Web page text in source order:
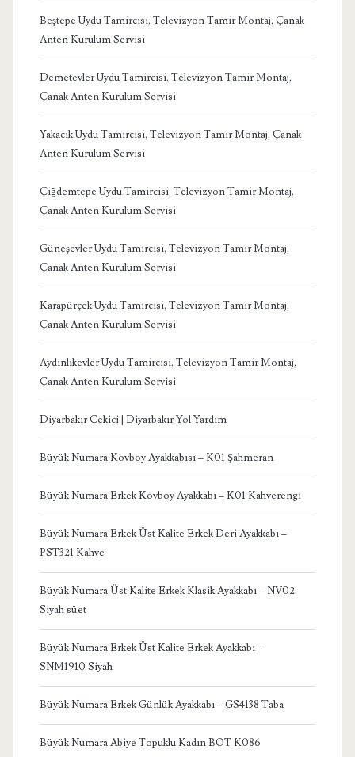
Beştepe Uydu Tamircisi, Televizyon Tamir Montaj, Çanak
Anten Kurulum Servisi
Demetevler Uydu Tamircisi, Televizyon Tamir Montaj,
Çanak Anten Kurulum Servisi
Yakacık Uydu Tamircisi, Televizyon Tamir Montaj, Çanak
Anten Kurulum Servisi
Çiğdemtepe Uydu Tamircisi, Televizyon Tamir Montaj,
Çanak Anten Kurulum Servisi
Güneşevler Uydu Tamircisi, Televizyon Tamir Montaj,
Çanak Anten Kurulum Servisi
Karapürçek Uydu Tamircisi, Televizyon Tamir Montaj,
Çanak Anten Kurulum Servisi
Aydınlıkevler Uydu Tamircisi, Televizyon Tamir Montaj,
Çanak Anten Kurulum Servisi
Diyarbakır Çekici | Diyarbakır Yol Yardım
Büyük Numara Kovboy Ayakkabısı – K01 Şahmeran
Büyük Numara Erkek Kovboy Ayakkabı – K01 Kahverengi
Büyük Numara Erkek Üst Kalite Erkek Deri Ayakkabı –
PST321 Kahve
Büyük Numara Üst Kalite Erkek Klasik Ayakkabı – NV02
Siyah süet
Büyük Numara Erkek Üst Kalite Erkek Ayakkabı –
SNM1910 Siyah
Büyük Numara Erkek Günlük Ayakkabı – GS4138 Taba
Büyük Numara Abiye Topuklu Kadın BOT K086